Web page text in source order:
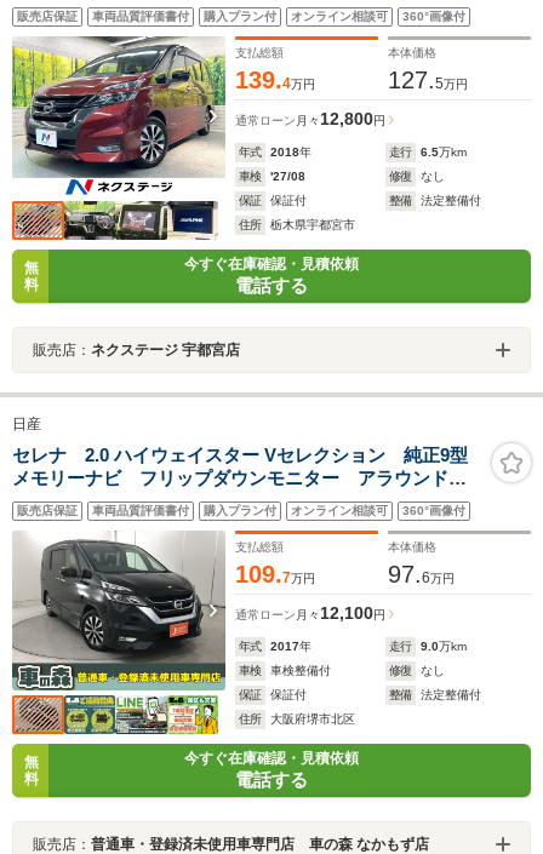
害軽減システム レーダークルーズ 禁煙車 コーナー
センサー スマートキー LEDヘッド ビルトイン
ETC 純正16インチアルミ
販売店保証 車両品質評価書付 購入プラン付 オンライン相談可 360°画像付
支払総額
139.4万円
本体価格
127.5万円
通常ローン 月々12,800円
年式 2018年 走行 6.5万km
車検
'27/08 修復
なし
保証
保証付 整備
法定整備付
住所
栃木県宇都宮市
無
料
今すぐ在庫確認・見積依頼
電話する
販売店： ネクステージ 宇都宮店
日産
セレナ 2.0 ハイウェイスター Vセレクション 純正9型
メモリーナビ フリップダウンモニター アラウンドビ
ューモニター プロパイロット 電子スマートルームミ
ラー ドライブレコーダー 衝突軽減ブレーキ レーン
キープ 両側電動スライドドア
販売店保証 車両品質評価書付 購入プラン付 オンライン相談可 360°画像付
支払総額
109.7万円
本体価格
97.6万円
通常ローン 月々 12,100円
年式 2017年 走行 9.0万km
車検
車検整備付 修復
なし
保証
保証付 整備
法定整備付
住所
大阪府堺市北区
無
料
今すぐ在庫確認・見積依頼
電話する
販売店： 普通車・登録済未使用車専門店 車の森 なかもず店